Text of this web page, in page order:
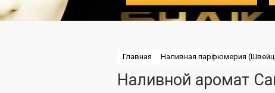
Главная Наливная парфюмерия
Наливной аромат